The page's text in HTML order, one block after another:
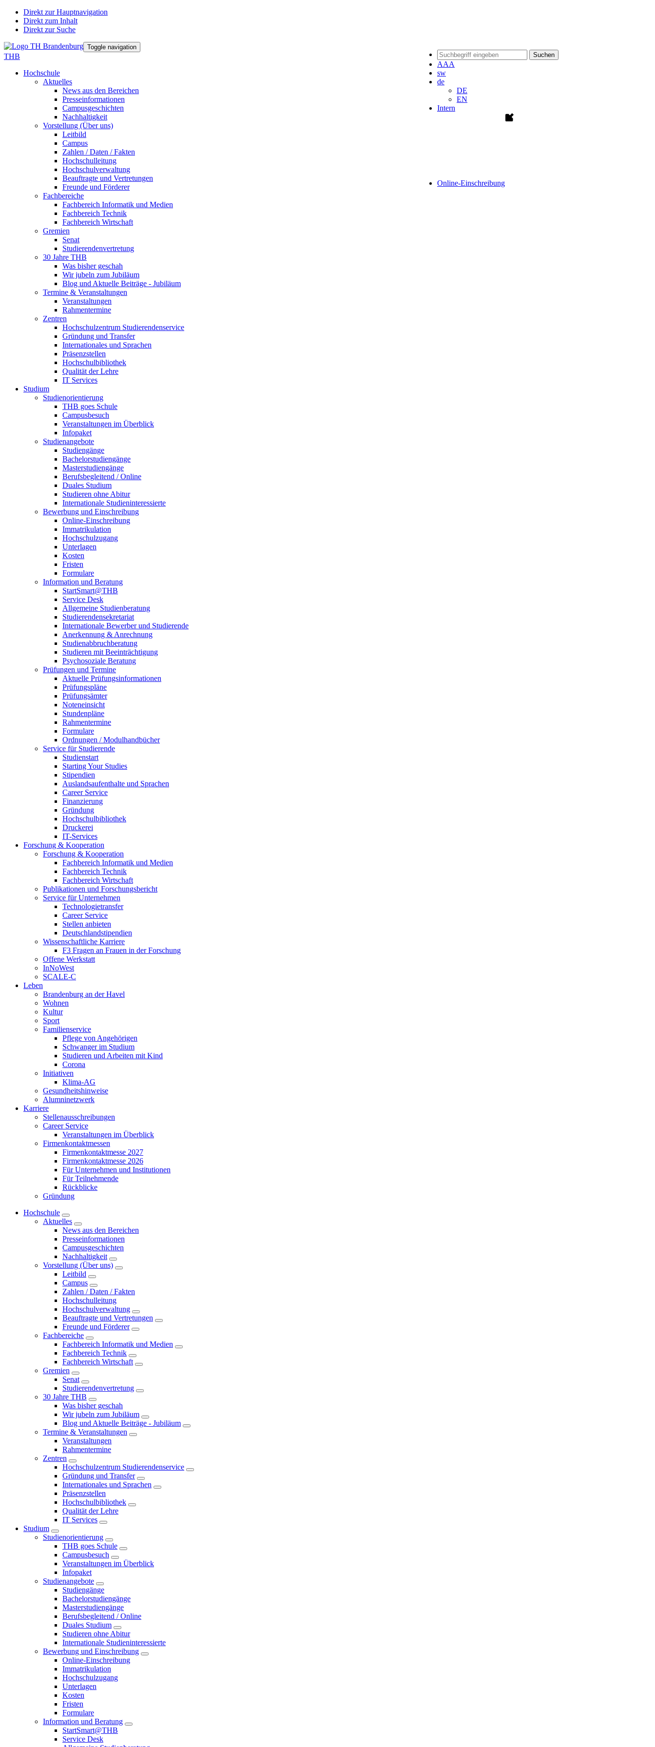
Direkt zur Hauptnavigation
Direkt zum Inhalt
Direkt zur Suche
Suchen
AAA
sw
de
DE
EN
Intern
Online-Einschreibung
Toggle navigation
THB
Hochschule
Aktuelles
News aus den Bereichen
Presseinformationen
Campusgeschichten
Nachhaltigkeit
Vorstellung (Über uns)
Leitbild
Campus
Zahlen / Daten / Fakten
Hochschulleitung
Hochschulverwaltung
Beauftragte und Vertretungen
Freunde und Förderer
Fachbereiche
Fachbereich Informatik und Medien
Fachbereich Technik
Fachbereich Wirtschaft
Gremien
Senat
Studierendenvertretung
30 Jahre THB
Was bisher geschah
Wir jubeln zum Jubiläum
Blog und Aktuelle Beiträge - Jubiläum
Termine & Veranstaltungen
Veranstaltungen
Rahmentermine
Zentren
Hochschulzentrum Studierendenservice
Gründung und Transfer
Internationales und Sprachen
Präsenzstellen
Hochschulbibliothek
Qualität der Lehre
IT Services
Studium
Studienorientierung
THB goes Schule
Campusbesuch
Veranstaltungen im Überblick
Infopaket
Studienangebote
Studiengänge
Bachelorstudiengänge
Masterstudiengänge
Berufsbegleitend / Online
Duales Studium
Studieren ohne Abitur
Internationale Studieninteressierte
Bewerbung und Einschreibung
Online-Einschreibung
Immatrikulation
Hochschulzugang
Unterlagen
Kosten
Fristen
Formulare
Information und Beratung
StartSmart@THB
Service Desk
Allgemeine Studienberatung
Studierendensekretariat
Internationale Bewerber und Studierende
Anerkennung & Anrechnung
Studienabbruchberatung
Studieren mit Beeinträchtigung
Psychosoziale Beratung
Prüfungen und Termine
Aktuelle Prüfungsinformationen
Prüfungspläne
Prüfungsämter
Noteneinsicht
Stundenpläne
Rahmentermine
Formulare
Ordnungen / Modulhandbücher
Service für Studierende
Studienstart
Starting Your Studies
Stipendien
Auslandsaufenthalte und Sprachen
Career Service
Finanzierung
Gründung
Hochschulbibliothek
Druckerei
IT-Services
Forschung & Kooperation
Forschung & Kooperation
Fachbereich Informatik und Medien
Fachbereich Technik
Fachbereich Wirtschaft
Publikationen und Forschungsbericht
Service für Unternehmen
Technologietransfer
Career Service
Stellen anbieten
Deutschlandstipendien
Wissenschaftliche Karriere
F3 Fragen an Frauen in der Forschung
Offene Werkstatt
InNoWest
SCALE-C
Leben
Brandenburg an der Havel
Wohnen
Kultur
Sport
Familienservice
Pflege von Angehörigen
Schwanger im Studium
Studieren und Arbeiten mit Kind
Corona
Initiativen
Klima-AG
Gesundheitshinweise
Alumninetzwerk
Karriere
Stellenausschreibungen
Career Service
Veranstaltungen im Überblick
Firmenkontaktmessen
Firmenkontaktmesse 2027
Firmenkontaktmesse 2026
Für Unternehmen und Institutionen
Für Teilnehmende
Rückblicke
Gründung
Hochschule
Aktuelles
News aus den Bereichen
Presseinformationen
Campusgeschichten
Nachhaltigkeit
Vorstellung (Über uns)
Leitbild
Campus
Zahlen / Daten / Fakten
Hochschulleitung
Hochschulverwaltung
Beauftragte und Vertretungen
Freunde und Förderer
Fachbereiche
Fachbereich Informatik und Medien
Fachbereich Technik
Fachbereich Wirtschaft
Gremien
Senat
Studierendenvertretung
30 Jahre THB
Was bisher geschah
Wir jubeln zum Jubiläum
Blog und Aktuelle Beiträge - Jubiläum
Termine & Veranstaltungen
Veranstaltungen
Rahmentermine
Zentren
Hochschulzentrum Studierendenservice
Gründung und Transfer
Internationales und Sprachen
Präsenzstellen
Hochschulbibliothek
Qualität der Lehre
IT Services
Studium
Studienorientierung
THB goes Schule
Campusbesuch
Veranstaltungen im Überblick
Infopaket
Studienangebote
Studiengänge
Bachelorstudiengänge
Masterstudiengänge
Berufsbegleitend / Online
Duales Studium
Studieren ohne Abitur
Internationale Studieninteressierte
Bewerbung und Einschreibung
Online-Einschreibung
Immatrikulation
Hochschulzugang
Unterlagen
Kosten
Fristen
Formulare
Information und Beratung
StartSmart@THB
Service Desk